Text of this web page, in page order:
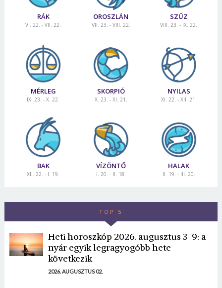
RÁK
VI. 22. - VII. 22.
OROSZLÁN
VII. 23. - VIII. 22.
SZŰZ
VIII. 23. - IX. 22.
MÉRLEG
IX. 23. - X. 22.
SKORPIÓ
X. 23. - XI. 21.
NYILAS
XI. 22. - XII. 21.
BAK
XII. 22. - I. 19.
VÍZÖNTŐ
I. 20. - II. 18.
HALAK
II. 19. - III. 20.
TOP 5
Heti horoszkóp 2026. augusztus 3-9: a
nyár egyik legragyogóbb hete
következik
2026. AUGUSZTUS 02.